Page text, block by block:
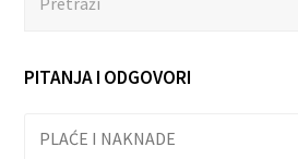
PITANJA I ODGOVORI
PLAĆE I NAKNADE